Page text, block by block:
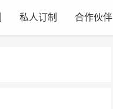
私人订制 合作伙伴